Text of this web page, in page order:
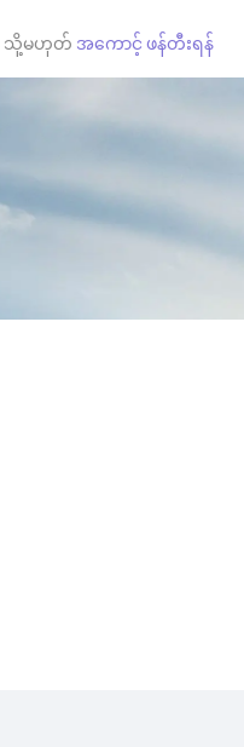
သို့မဟုတ် အကောင့် ဖန်တီးရန်